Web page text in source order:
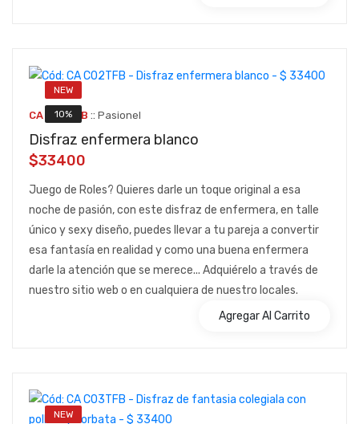
NEW
10%
CA C02TFB :: Pasionel
Disfraz enfermera blanco
$33400
Juego de Roles? Quieres darle un toque original a esa
noche de pasión, con este disfraz de enfermera, en talle
único y sexy diseño, puedes llevar a tu pareja a convertir
esa fantasía en realidad y como una buena enfermera
darle la atención que se merece... Adquiérelo a través de
nuestro sitio web o en cualquiera de nuestro locales.
Agregar Al Carrito
NEW